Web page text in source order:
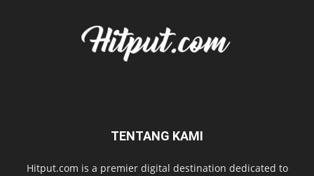
TENTANG KAMI
Hitput.com is a premier digital destination dedicated to